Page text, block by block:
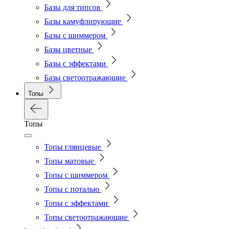
Базы для типсов
Базы камуфлирующие
Базы с шиммером
Базы цветные
Базы с эффектами
Базы светоотражающие
Топы
Топы
Топы глянцевые
Топы матовые
Топы с шиммером
Топы с поталью
Топы с эффектами
Топы светоотражающие